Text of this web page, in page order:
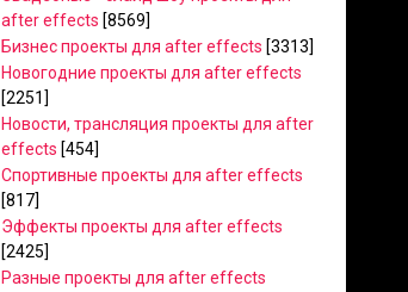
after effects [8569]
Бизнес проекты для after effects [3313]
Новогодние проекты для after effects
[2251]
Новости, трансляция проекты для after
effects [454]
Спортивные проекты для after effects
[817]
Эффекты проекты для after effects
[2425]
Разные проекты для after effects